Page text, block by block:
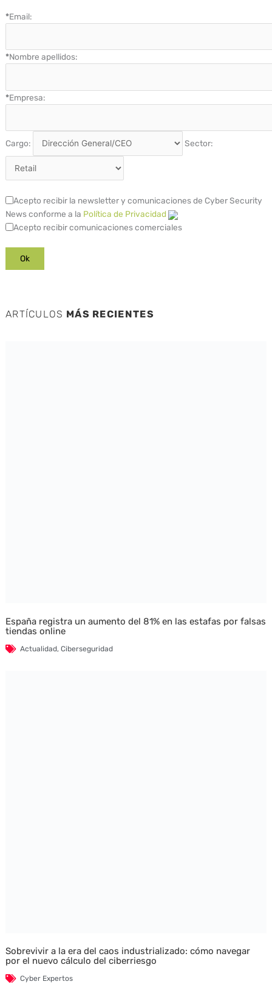
*Email:
*Nombre apellidos:
*Empresa:
Cargo: Sector:
Acepto recibir la newsletter y comunicaciones de Cyber Security
News conforme a la Política de Privacidad
Acepto recibir comunicaciones comerciales
ARTÍCULOS MÁS RECIENTES
España registra un aumento del 81% en las estafas por falsas
tiendas online
Actualidad, Ciberseguridad
Sobrevivir a la era del caos industrializado: cómo navegar
por el nuevo cálculo del ciberriesgo
Cyber Expertos